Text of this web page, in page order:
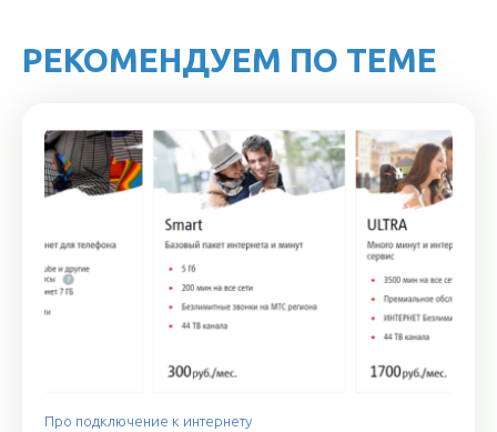
РЕКОМЕНДУЕМ ПО ТЕМЕ
Про подключение к интернету